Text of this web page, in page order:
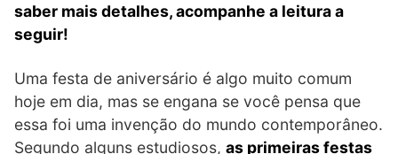
saber mais detalhes, acompanhe a leitura a
seguir!
Uma festa de aniversário é algo muito comum
hoje em dia, mas se engana se você pensa que
essa foi uma invenção do mundo contemporâneo.
Segundo alguns estudiosos, as primeiras festas